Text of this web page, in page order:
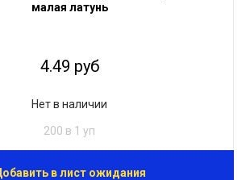
малая латунь
4.49 руб
Нет в наличии
200 в 1 уп
в лист ожидания